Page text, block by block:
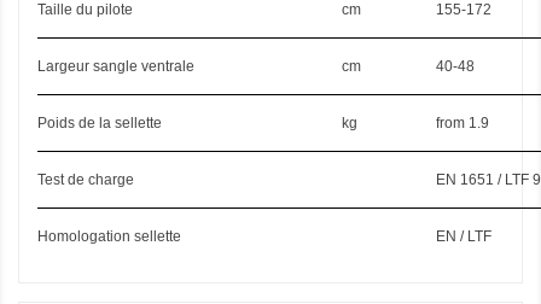
Taille du pilote cm 155-172
Largeur sangle ventrale cm 40-48
Poids de la sellette kg from 1.9
Test de charge EN 1651 / LTF
Homologation sellette EN / LTF